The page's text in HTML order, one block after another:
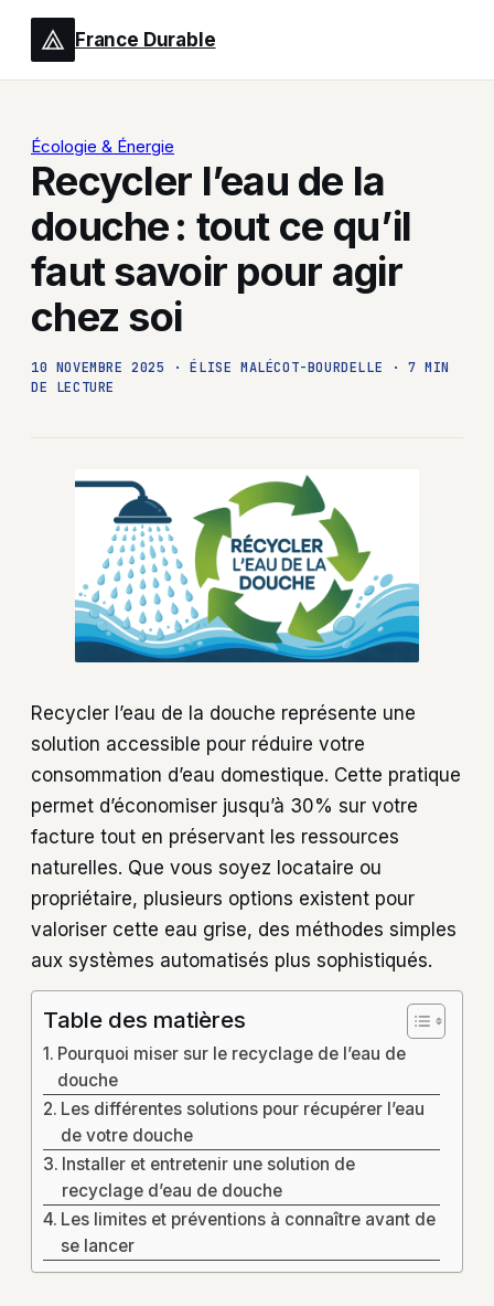
France Durable
Écologie & Énergie
Recycler l’eau de la
douche : tout ce qu’il
faut savoir pour agir
chez soi
10 NOVEMBRE 2025 · ÉLISE MALÉCOT-BOURDELLE ·
7 MIN
DE LECTURE
Recycler l’eau de la douche représente une
solution accessible pour réduire votre
consommation d’eau domestique. Cette pratique
permet d’économiser jusqu’à 30% sur votre
facture tout en préservant les ressources
naturelles. Que vous soyez locataire ou
propriétaire, plusieurs options existent pour
valoriser cette eau grise, des méthodes simples
aux systèmes automatisés plus sophistiqués.
Table des matières
Pourquoi miser sur le recyclage de l’eau de
douche
Les différentes solutions pour récupérer l’eau
de votre douche
Installer et entretenir une solution de
recyclage d’eau de douche
Les limites et préventions à connaître avant de
se lancer